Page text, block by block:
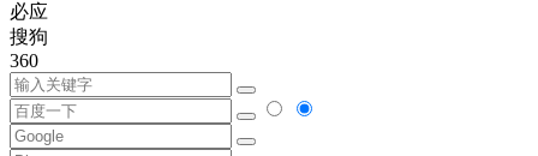
必应
搜狗
360